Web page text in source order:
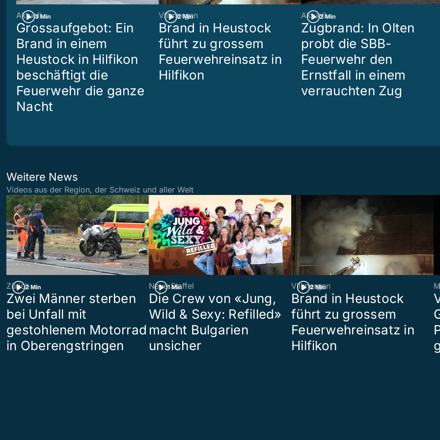
3 Min
Aktuell
Grossaufgebot: Ein
Brand in einem
Heustock in Hilfikon
beschäftigt die
Feuerwehr die ganze
Nacht
2 Min
Villmergen
Brand in Heustock
führt zu grossem
Feuerwehreinsatz in
Hilfikon
2 Min
Aktuell
Zugbrand: In Olten
probt die SBB-
Feuerwehr den
Ernstfall in einem
verrauchten Zug
Weitere News
Videos aus der Region, der Schweiz und aller Welt
2 Min
Zürich
Zwei Männer sterben
bei Unfall mit
gestohlenem Motorrad
in Oberengstringen
1 Min
Neue Staffel
Die Crew von «Jung,
Wild & Sexy: Refilled»
macht Bulgarien
unsicher
2 Min
Villmergen
Brand in Heustock
führt zu grossem
Feuerwehreinsatz in
Hilfikon